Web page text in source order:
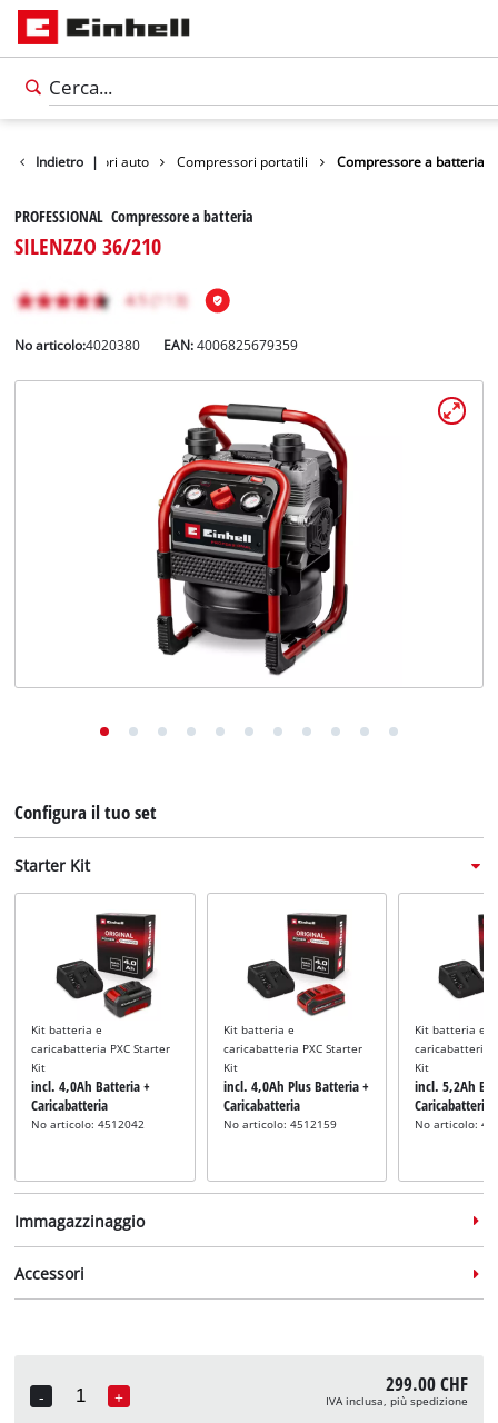
Indietro |
Accessori auto Compressori portatili Compressore a batteria
PROFESSIONAL Compressore a batteria
SILENZZO 36/210
No articolo:4020380 EAN:4006825679359
Configura il tuo set
Starter Kit
Kit batteria e
caricabatteria PXC Starter
Kit
incl. 4,0Ah Batteria +
Caricabatteria
No articolo: 4512042
Kit batteria e
caricabatteria PXC Starter
Kit
incl. 4,0Ah Plus Batteria +
Caricabatteria
No articolo: 4512159
Kit batteria e
caricabatteria
Kit
incl. 5,2Ah
Caricabatteria
No articolo:
Immagazzinaggio
incl. E-Case M
No articolo: 4540021 No articolo: 4540014
Accessori
-
Quantity
+ 299.00 CHF
IVA inclusa, più spedizione